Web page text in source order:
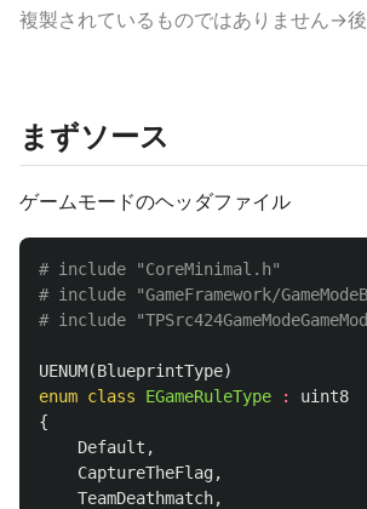
複製されているものではありません→
まずソース
ゲームモードのヘッダファイル
# include "CoreMinimal.h"
# include "GameFramework/
UENUM(BlueprintType)
enum class EGameRuleType :
uint8
{
Default ,
CaptureTheFlag,
TeamDeathmatch,